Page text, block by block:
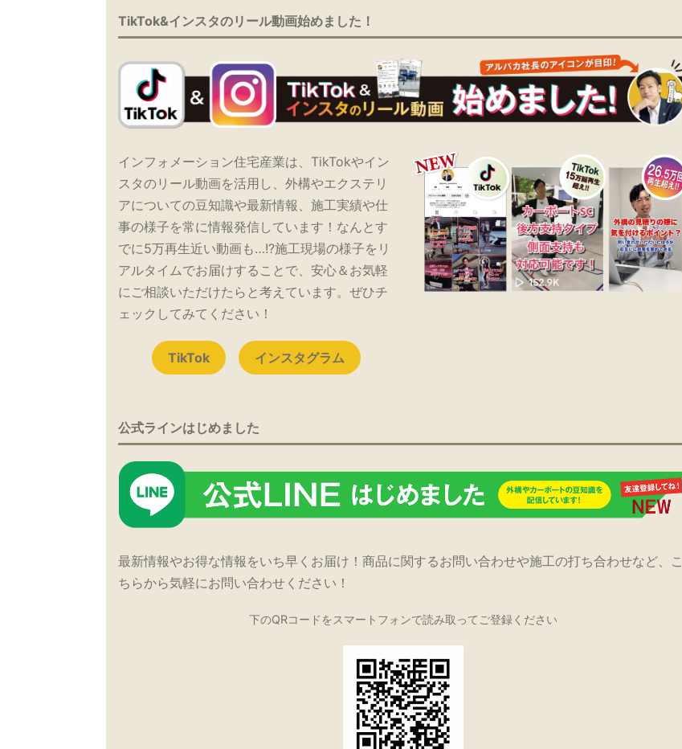
TikTok&インスタのリール動画始めました！
インフォメーション住宅産業は、TikTokやイン
スタのリール動画を活用し、外構やエクステリ
アについての豆知識や最新情報、施工実績や仕
事の様子を常に情報発信しています！なんとす
でに5万再生近い動画も…!?施工現場の様子をリ
アルタイムでお届けすることで、安心＆お気軽
にご相談いただけたらと考えています。ぜひチ
ェックしてみてください！
TikTok インスタグラム
公式ラインはじめました
最新情報やお得な情報をいち早くお届け！商品に関するお問い合わせや施工の打ち合わせなど、こ
ちらから気軽にお問い合わせください！
下のQRコードをスマートフォンで読み取ってご登録ください